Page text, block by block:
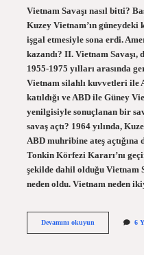
Vietnam Savaşı nasıl bitti?
Kuzey Vietnam’ın
işgal etmesiyle sona erdi.
kazandı? II. Vietnam Savaşı,
1955-1975 yılları arasında
Vietnam silahlı kuvvetleri ile
katıldığı ve ABD ile Güney
yenilgisiyle sonuçlanan bir
savaş açtı? 1964 yılında,
ABD muhribine ateş
Tonkin Körfezi Kararı’nı
şekilde dahil olduğu Vietnam
neden oldu. Vietnam neden
Devamını okuyunVietnam
6